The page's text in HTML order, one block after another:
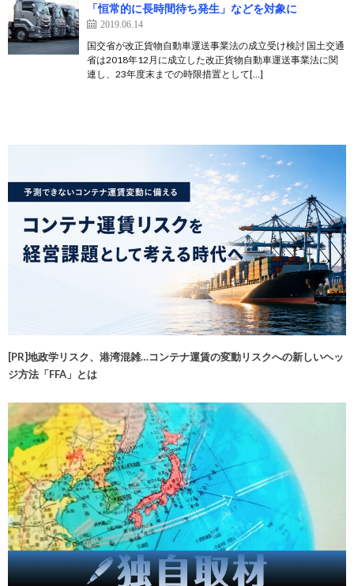
「恒常的に長時間待ち発生」などを対象に
2019.06.14
国交省が改正貨物自動車運送事業法の成立受け検討 国土交通
省は2018年12月に成立した改正貨物自動車運送事業法に関
連し、23年度末までの時限措置として[…]
[PR]地政学リスク、港湾混雑…コンテナ運賃の変動リスクへの新しいヘッ
ジ方法「FFA」とは